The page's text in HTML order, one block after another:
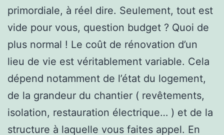
primordiale, à réel dire. Seulement, tout est
vide pour vous, question budget ? Quoi de
plus normal ! Le coût de rénovation d’un
lieu de vie est véritablement variable. Cela
dépend notamment de l’état du logement,
de la grandeur du chantier ( revêtements,
isolation, restauration électrique… ) et de la
structure à laquelle vous faites appel. En